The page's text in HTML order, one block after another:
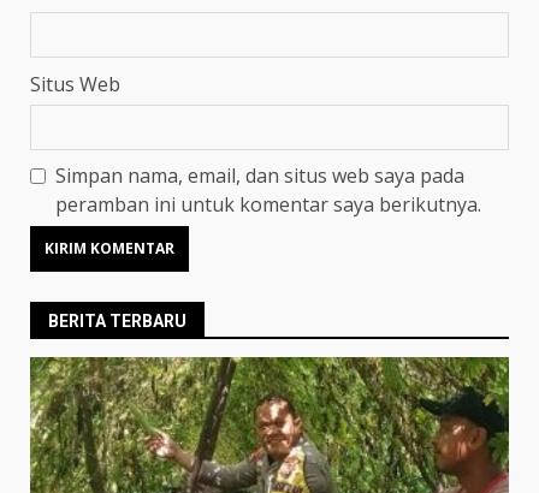
Situs Web
Simpan nama, email, dan situs web saya pada
peramban ini untuk komentar saya berikutnya.
BERITA TERBARU